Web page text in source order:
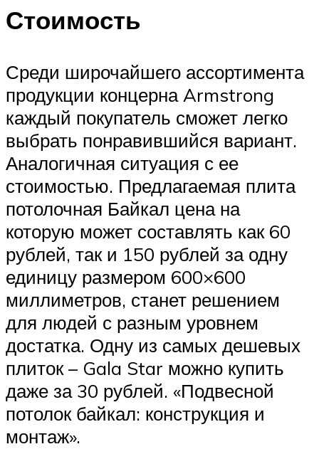
Стоимость
Среди широчайшего ассортимента
продукции концерна Armstrong
каждый покупатель сможет легко
выбрать понравившийся вариант.
Аналогичная ситуация с ее
стоимостью. Предлагаемая плита
потолочная Байкал цена на
которую может составлять как 60
рублей, так и 150 рублей за одну
единицу размером 600×600
миллиметров, станет решением
для людей с разным уровнем
достатка. Одну из самых дешевых
плиток – Gala Star можно купить
даже за 30 рублей. «Подвесной
потолок байкал: конструкция и
монтаж».